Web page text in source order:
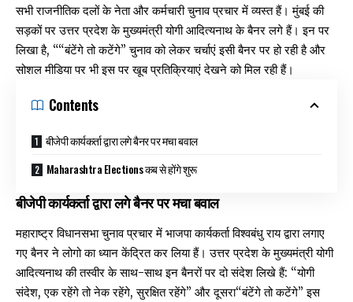
सभी राजनीतिक दलों के नेता और कर्मचारी चुनाव प्रचार में व्यस्त हैं। मुंबई की
सड़कों पर उत्तर प्रदेश के मुख्यमंत्री योगी आदित्यनाथ के बैनर लगे हैं। इन पर
लिखा है, ““बंटेंगे तो कटेंगे” चुनाव को लेकर चर्चाएं इसी बैनर पर हो रही है और
सोशल मीडिया पर भी इस पर खूब प्रतिक्रियाएं देखने को मिल रही हैं।
Contents
बीजेपी कार्यकर्ता द्वारा लगे बैनर पर मचा बवाल
Maharashtra Elections कब से होंगे शुरू
बीजेपी कार्यकर्ता द्वारा लगे बैनर पर मचा बवाल
महाराष्ट्र विधानसभा चुनाव प्रचार में भाजपा कार्यकर्ता विश्वबंधु राय द्वारा लगाए
गए बैनर ने लोगो का ध्यान केंद्रित कर लिया हैं। उत्तर प्रदेश के मुख्यमंत्री योगी
आदित्यनाथ की तस्वीर के साथ-साथ इन बैनरों पर दो संदेश लिखे हैं: “योगी
संदेश, एक रहेंगे तो नेक रहेंगे, सुरक्षित रहेंगे” और दूसरा“बंटेंगे तो कटेंगे” इस